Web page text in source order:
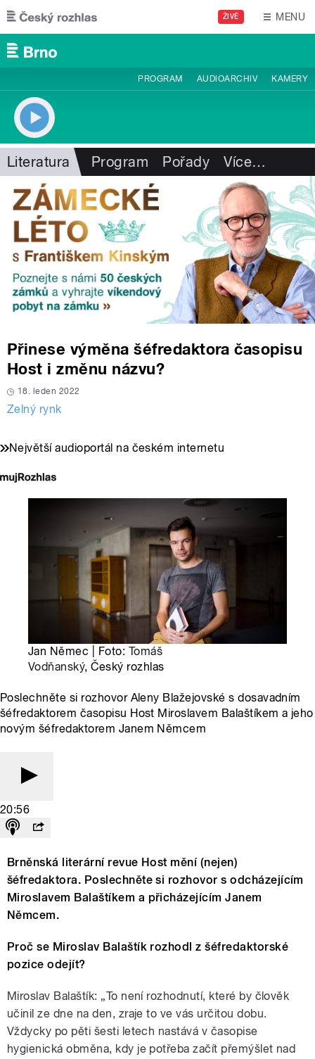
Přejít k hlavnímu obsahu
ŽIVĚ MENU
PROGRAM AUDIOARCHIV KAMERY
Literatura Program Pořady Více…
Přinese výměna šéfredaktora časopisu
Host i změnu názvu?
18. leden 2022
Zelný rynk
Největší audioportál na českém internetu
Jan Němec | Foto: Tomáš
Vodňanský, Český rozhlas
Poslechněte si rozhovor Aleny Blažejovské s dosavadním
šéfredaktorem časopisu Host Miroslavem Balaštíkem a jeho
novým šéfredaktorem Janem Němcem
20:56
Brněnská literární revue Host mění (nejen)
šéfredaktora. Poslechněte si rozhovor s odcházejícím
Miroslavem Balaštíkem a přicházejícím Janem
Němcem.
Proč se Miroslav Balaštík rozhodl z šéfredaktorské
pozice odejít?
Miroslav Balaštík: „To není rozhodnutí, které by člověk
učinil ze dne na den, zraje to ve vás určitou dobu.
Vždycky po pěti šesti letech nastává v časopise
hygienická obměna, kdy je potřeba začít přemýšlet nad